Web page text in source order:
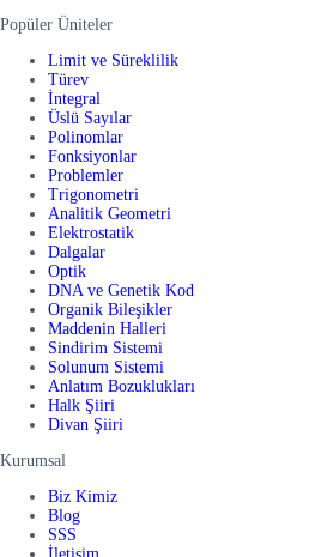
Popüler Üniteler
Limit ve Süreklilik
Türev
İntegral
Üslü Sayılar
Polinomlar
Fonksiyonlar
Problemler
Trigonometri
Analitik Geometri
Elektrostatik
Dalgalar
Optik
DNA ve Genetik Kod
Organik Bileşikler
Maddenin Halleri
Sindirim Sistemi
Solunum Sistemi
Anlatım Bozuklukları
Halk Şiiri
Divan Şiiri
Kurumsal
Biz Kimiz
Blog
SSS